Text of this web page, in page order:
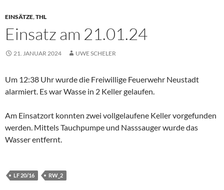
EINSÄTZE,THL
Einsatz am 21.01.24
21. JANUAR 2024 UWE SCHELER
Um 12:38 Uhr wurde die Freiwillige Feuerwehr Neustadt
alarmiert. Es war Wasse in 2 Keller gelaufen.
Am Einsatzort konnten zwei vollgelaufene Keller vorgefunden
werden. Mittels Tauchpumpe und Nasssauger wurde das
Wasser entfernt.
LF 20/16 RW_2